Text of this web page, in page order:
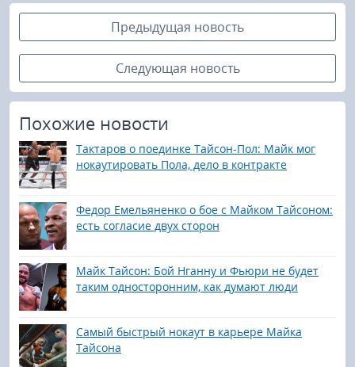
Предыдущая новость
Следующая новость
Похожие новости
Тактаров о поединке Тайсон-Пол: Майк мог
нокаутировать Пола, дело в контракте
Федор Емельяненко о бое с Майком Тайсоном:
есть согласие двух сторон
Майк Тайсон: Бой Нганну и Фьюри не будет
таким односторонним, как думают люди
Самый быстрый нокаут в карьере Майка
Тайсона